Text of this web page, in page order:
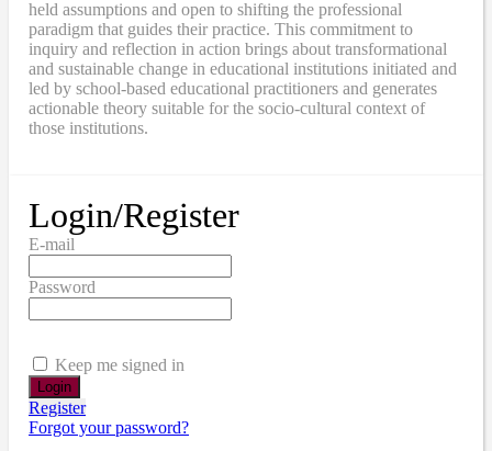
held assumptions and open to shifting the professional
paradigm that guides their practice. This commitment to
inquiry and reflection in action brings about transformational
and sustainable change in educational institutions initiated and
led by school-based educational practitioners and generates
actionable theory suitable for the socio-cultural context of
those institutions.
Login/Register
E-mail
Password
Keep me signed in
Register
Forgot your password?